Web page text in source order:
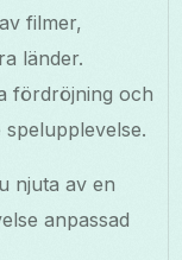
filmer,
länder.
fördröjning och
njuta av en
anpassad